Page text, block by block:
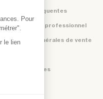
Questions fréquentes
Compte client professionnel
Conditions générales de vente
Mentions légales